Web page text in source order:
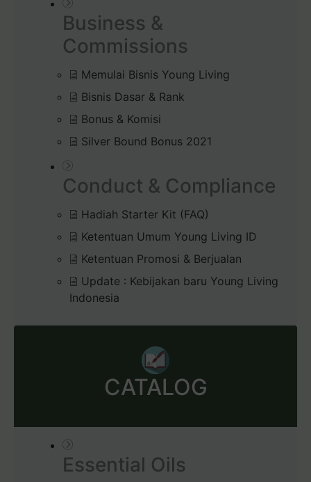
Business &
Commissions
Memulai Bisnis Young Living
Bisnis Dasar & Rank
Bonus & Komisi
Silver Bound Bonus 2021
Conduct & Compliance
Hadiah Starter Kit (FAQ)
Ketentuan Umum Young Living ID
Ketentuan Promosi & Berjualan
Update : Kebijakan baru Young Living
Indonesia
CATALOG
Essential Oils